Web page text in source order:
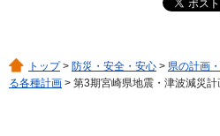
トップ> 防災・安全・安心 > 県の計画
る各種計画 > 第3期宮崎県地震・津波減災計